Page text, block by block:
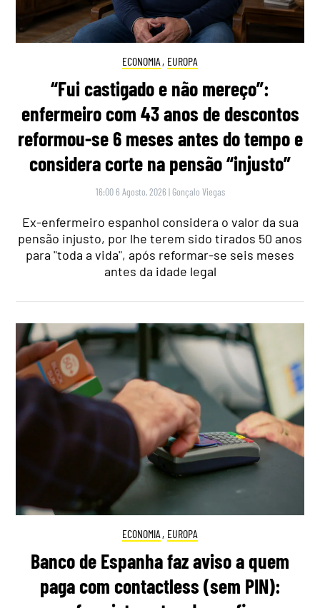
ECONOMIA , EUROPA
“Fui castigado e não mereço”:
enfermeiro com 43 anos de descontos
reformou-se 6 meses antes do tempo e
considera corte na pensão “injusto”
16:00 6 Agosto, 2026 | Gonçalo Viegas
Ex-enfermeiro espanhol considera o valor da sua
pensão injusto, por lhe terem sido tirados 50 anos
para "toda a vida", após reformar-se seis meses
antes da idade legal
ECONOMIA , EUROPA
Banco de Espanha faz aviso a quem
paga com contactless (sem PIN):